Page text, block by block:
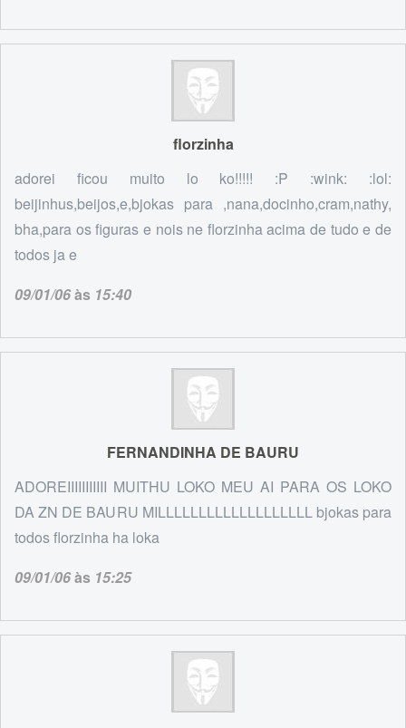
florzinha
adorei ficou muito lo ko!!!!! :P :wink: :lol:
beijinhus,beijos,e,bjokas para ,nana,docinho,cram,nathy,
bha,para os figuras e nois ne florzinha acima de tudo e de
todos ja e
09/01/06às 15:40
FERNANDINHA DE BAURU
ADOREIIIIIIIIIII MUITHU LOKO MEU AI PARA OS LOKO
DA ZN DE BAURU MILLLLLLLLLLLLLLLLLLL bjokas para
todos florzinha ha loka
09/01/06às 15:25